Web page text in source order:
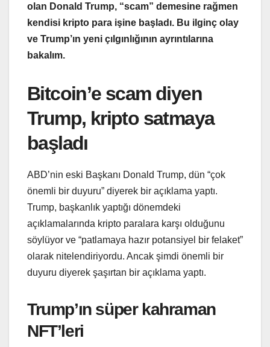
olan Donald Trump, “scam” demesine rağmen
kendisi kripto para işine başladı. Bu ilginç olay
ve Trump’ın yeni çılgınlığının ayrıntılarına
bakalım.
Bitcoin’e scam diyen
Trump, kripto satmaya
başladı
ABD’nin eski Başkanı Donald Trump, dün “çok
önemli bir duyuru” diyerek bir açıklama yaptı.
Trump, başkanlık yaptığı dönemdeki
açıklamalarında kripto paralara karşı olduğunu
söylüyor ve “patlamaya hazır potansiyel bir felaket”
olarak nitelendiriyordu. Ancak şimdi önemli bir
duyuru diyerek şaşırtan bir açıklama yaptı.
Trump’ın süper kahraman
NFT’leri